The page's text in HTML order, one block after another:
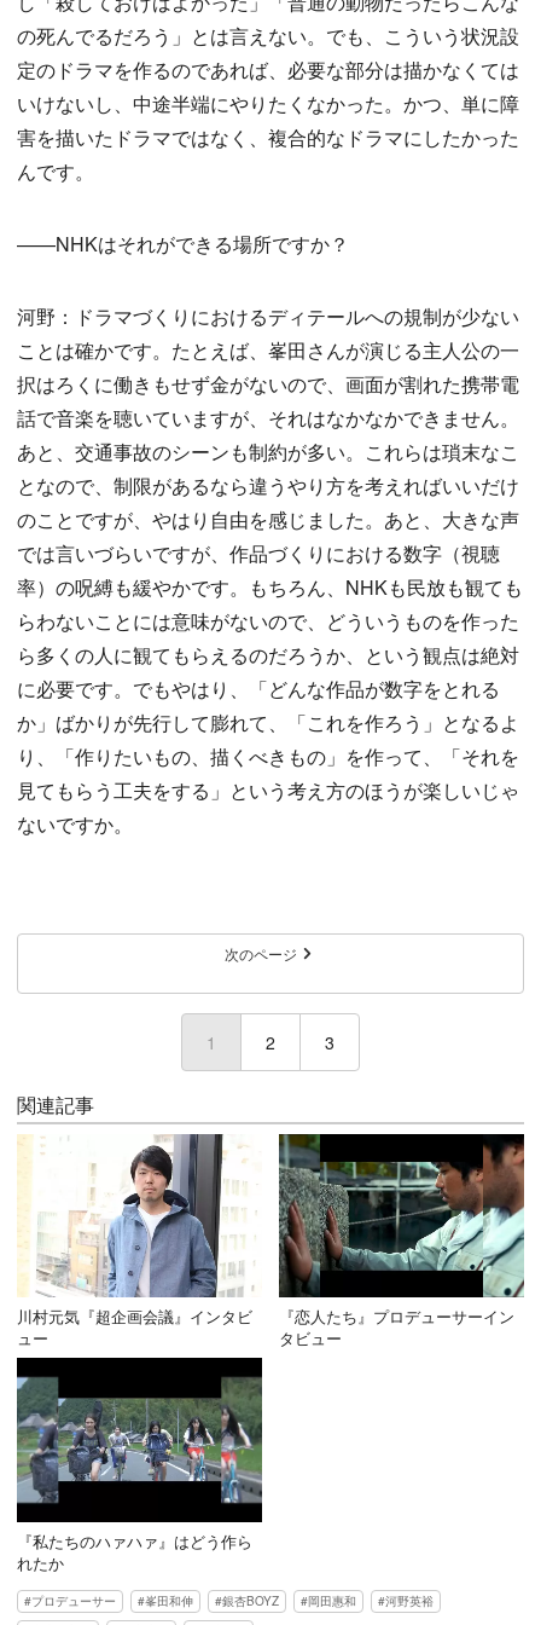
の死んでるだろう」とは言えない。でも、こういう状況設
定のドラマを作るのであれば、必要な部分は描かなくては
いけないし、中途半端にやりたくなかった。かつ、単に障
害を描いたドラマではなく、複合的なドラマにしたかった
んです。
——NHKはそれができる場所ですか？
河野：ドラマづくりにおけるディテールへの規制が少ない
ことは確かです。たとえば、峯田さんが演じる主人公の一
択はろくに働きもせず金がないので、画面が割れた携帯電
話で音楽を聴いていますが、それはなかなかできません。
あと、交通事故のシーンも制約が多い。これらは瑣末なこ
となので、制限があるなら違うやり方を考えればいいだけ
のことですが、やはり自由を感じました。あと、大きな声
では言いづらいですが、作品づくりにおける数字（視聴
率）の呪縛も緩やかです。もちろん、NHKも民放も観ても
らわないことには意味がないので、どういうものを作った
ら多くの人に観てもらえるのだろうか、という観点は絶対
に必要です。でもやはり、「どんな作品が数字をとれる
か」ばかりが先行して膨れて、「これを作ろう」となるよ
り、「作りたいもの、描くべきもの」を作って、「それを
見てもらう工夫をする」という考え方のほうが楽しいじゃ
ないですか。
次のページ
1 (current)
2 3
関連記事
川村元気『超企画会議』インタビ
ュー
『恋人たち』プロデューサーイン
タビュー
『私たちのハァハァ』はどう作ら
れたか
プロデューサー 峯田和伸 銀杏BOYZ 岡田惠和
河野英裕